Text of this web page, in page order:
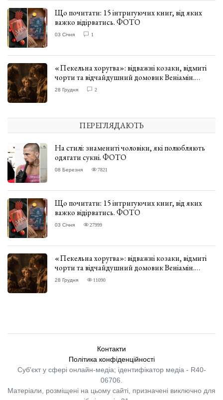
Що почитати: 15 інтригуючих книг, від яких
важко відірватись. ФОТО
03 Січня 1
«Пекельна хоругва»: відважні козаки, відмиті
чорти та відчайдушний домовик Веніамін.
ВІДГУК
28 Грудня 2
ПЕРЕГЛЯДАЮТЬ
На стилі: знамениті чоловіки, які полюбляють
одягати сукні. ФОТО
08 Березня 7821
Що почитати: 15 інтригуючих книг, від яких
важко відірватись. ФОТО
03 Січня 27999
«Пекельна хоругва»: відважні козаки, відмиті
чорти та відчайдушний домовик Веніамін.
ВІДГУК
28 Грудня 11090
Контакти
Політика конфіденційності
Суб'єкт у сфері онлайн-медіа; ідентифікатор медіа - R40-
06706.
Матеріали, розміщені на цьому сайті, призначені виключно для